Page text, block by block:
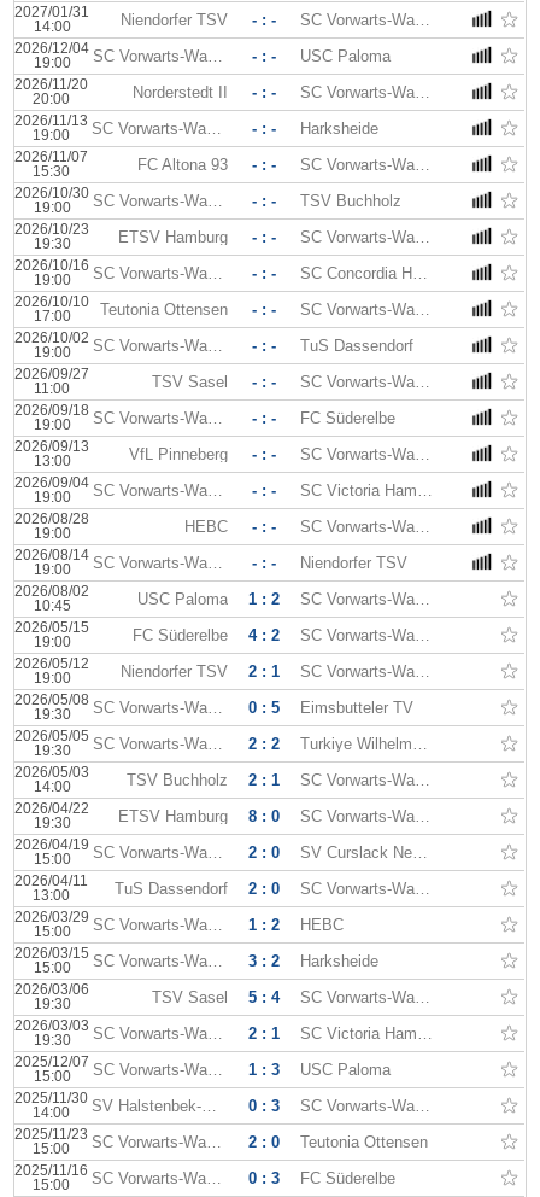
2027/01/31
14:00
Niendorfer TSV - : - SC Vorwarts-Wacker
2026/12/04
19:00
SC Vorwarts-Wacker - : - USC Paloma
2026/11/20
20:00
Norderstedt II - : - SC Vorwarts-Wacker
2026/11/13
19:00
SC Vorwarts-Wacker - : - Harksheide
2026/11/07
15:30
FC Altona 93 - : - SC Vorwarts-Wacker
2026/10/30
19:00
SC Vorwarts-Wacker - : - TSV Buchholz
2026/10/23
19:30
ETSV Hamburg - : - SC Vorwarts-Wacker
2026/10/16
19:00
SC Vorwarts-Wacker - : - SC Concordia Hambourg
2026/10/10
17:00
Teutonia Ottensen - : - SC Vorwarts-Wacker
2026/10/02
19:00
SC Vorwarts-Wacker - : - TuS Dassendorf
2026/09/27
11:00
TSV Sasel - : - SC Vorwarts-Wacker
2026/09/18
19:00
SC Vorwarts-Wacker - : - FC Süderelbe
2026/09/13
13:00
VfL Pinneberg - : - SC Vorwarts-Wacker
2026/09/04
19:00
SC Vorwarts-Wacker - : - SC Victoria Hamburg
2026/08/28
19:00
HEBC - : - SC Vorwarts-Wacker
2026/08/14
19:00
SC Vorwarts-Wacker - : - Niendorfer TSV
2026/08/02
10:45
USC Paloma 1 : 2 SC Vorwarts-Wacker
2026/05/15
19:00
FC Süderelbe 4 : 2 SC Vorwarts-Wacker
2026/05/12
19:00
Niendorfer TSV 2 : 1 SC Vorwarts-Wacker
2026/05/08
19:30
SC Vorwarts-Wacker 0 : 5 Eimsbutteler TV
2026/05/05
19:30
SC Vorwarts-Wacker 2 : 2 Turkiye Wilhelmsburg
2026/05/03
14:00
TSV Buchholz 2 : 1 SC Vorwarts-Wacker
2026/04/22
19:30
ETSV Hamburg 8 : 0 SC Vorwarts-Wacker
2026/04/19
15:00
SC Vorwarts-Wacker 2 : 0 SV Curslack Neuengamme
2026/04/11
13:00
TuS Dassendorf 2 : 0 SC Vorwarts-Wacker
2026/03/29
15:00
SC Vorwarts-Wacker 1 : 2 HEBC
2026/03/15
15:00
SC Vorwarts-Wacker 3 : 2 Harksheide
2026/03/06
19:30
TSV Sasel 5 : 4 SC Vorwarts-Wacker
2026/03/03
19:30
SC Vorwarts-Wacker 2 : 1 SC Victoria Hamburg
2025/12/07
15:00
SC Vorwarts-Wacker 1 : 3 USC Paloma
2025/11/30
14:00
SV Halstenbek-Rellingen 0 : 3 SC Vorwarts-Wacker
2025/11/23
15:00
SC Vorwarts-Wacker 2 : 0 Teutonia Ottensen
2025/11/16
15:00
SC Vorwarts-Wacker 0 : 3 FC Süderelbe